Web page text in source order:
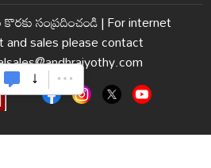
సంప్రదించండి|For internet
sales please contact